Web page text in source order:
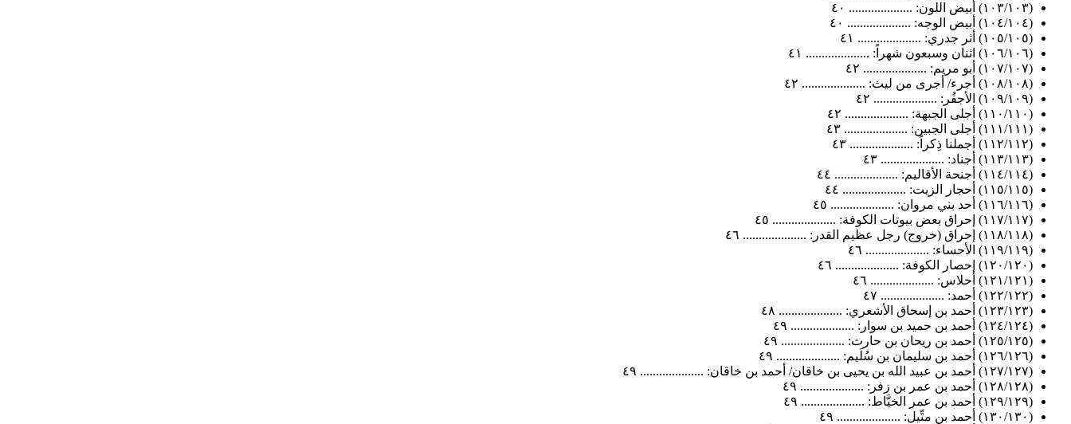
(١٠٣/١٠٣) أبيض اللون: .................... ٤٠
(١٠٤/١٠٤) أبيض الوجه: .................... ٤٠
(١٠٥/١٠٥) أثر جدري: .................... ٤١
(١٠٦/١٠٦) اثنان وسبعون شهراً: .................... ٤١
(١٠٧/١٠٧) أبو مريم: .................... ٤٢
(١٠٨/١٠٨) أجرء/ أجرى من ليث: .................... ٤٢
(١٠٩/١٠٩) الأجفُر: .................... ٤٢
(١١٠/١١٠) أجلى الجبهة: .................... ٤٢
(١١١/١١١) أجلى الجبين: .................... ٤٣
(١١٢/١١٢) أجملنا ذِكراً: .................... ٤٣
(١١٣/١١٣) أجناد: .................... ٤٣
(١١٤/١١٤) أجنحة الأقاليم: .................... ٤٤
(١١٥/١١٥) أحجار الزيت: .................... ٤٤
(١١٦/١١٦) أحد بني مروان: .................... ٤٥
(١١٧/١١٧) إحراق بعض بيوتات الكوفة: .................... ٤٥
(١١٨/١١٨) إحراق (خروج) رجل عظيم القدر: .................... ٤٦
(١١٩/١١٩) الأحساء: .................... ٤٦
(١٢٠/١٢٠) إحصار الكوفة: .................... ٤٦
(١٢١/١٢١) أحلاس: .................... ٤٦
(١٢٢/١٢٢) أحمد: .................... ٤٧
(١٢٣/١٢٣) أحمد بن إسحاق الأشعري: .................... ٤٨
(١٢٤/١٢٤) أحمد بن حميد بن سوار: .................... ٤٩
(١٢٥/١٢٥) أحمد بن ريحان بن حارث: .................... ٤٩
(١٢٦/١٢٦) أحمد بن سليمان بن سُلَيم: .................... ٤٩
(١٢٧/١٢٧) أحمد بن عبيد الله بن يحيى بن خاقان/ أحمد بن خاقان: .................... ٤٩
(١٢٨/١٢٨) أحمد بن عمر بن زفر: .................... ٤٩
(١٢٩/١٢٩) أحمد بن عمر الخيَّاط: .................... ٤٩
(١٣٠/١٣٠) أحمد بن متِّيل: .................... ٤٩